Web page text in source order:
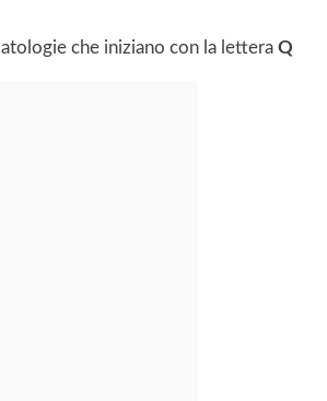
che iniziano con la lettera Q